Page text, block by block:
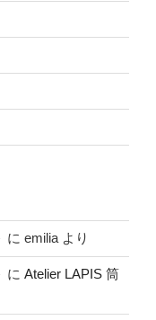
に emilia より
に Atelier LAPIS 筒